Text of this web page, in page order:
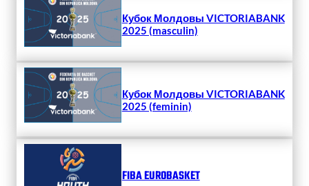
Кубок Молдовы VICTORIABANK
2025 (masculin)
Кубок Молдовы VICTORIABANK
2025 (feminin)
FIBA EUROBASKET